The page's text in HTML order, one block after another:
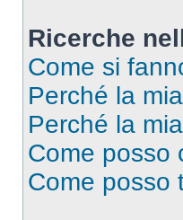
Ricerche
Come si
Perché la
Perché la
Come posso
Come posso